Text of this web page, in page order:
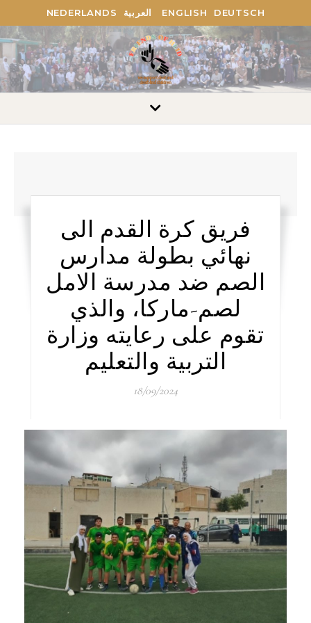
DEUTSCH
ENGLISH العربية NEDERLANDS
فريق كرة القدم الى
نهائي بطولة مدارس
الصم ضد مدرسة الامل
لصم-ماركا، والذي
تقوم على رعايته وزارة
التربية والتعليم
18/09/2024